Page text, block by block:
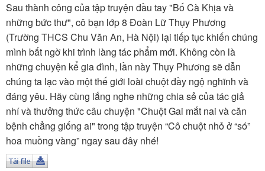
Sân khấu
Thiếu nhi
Kết nối VOV6
TÌM KIẾM
Vận hành bởi QI Corp
Sau thành công của tập truyện đầu tay "Bố Cà Khịa và
những bức thư", cô bạn lớp 8 Đoàn Lữ Thụy Phương
(Trường THCS Chu Văn An, Hà Nội) lại tiếp tục khiến chúng
mình bất ngờ khi trình làng tác phẩm mới. Không còn là
những chuyện kể gia đình, lần này Thụy Phương sẽ dẫn
chúng ta lạc vào một thế giới loài chuột đầy ngộ nghĩnh và
đáng yêu. Hãy cùng lắng nghe những chia sẻ của tác giả
nhí và thưởng thức câu chuyện "Chuột Gai mắt nai và căn
bệnh chẳng giống ai" trong tập truyện “Cô chuột nhỏ ở “só”
hoa muồng vàng” ngay sau đây nhé!